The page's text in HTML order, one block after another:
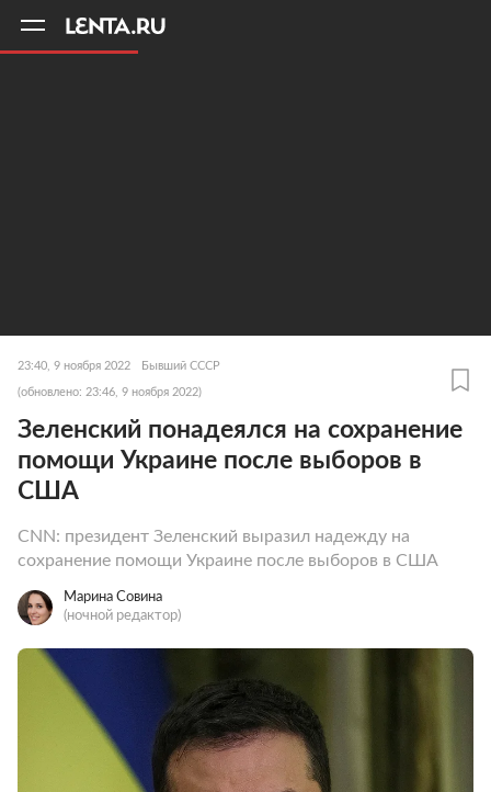
23:40, 9 ноября 2022 Бывший СССР
(обновлено: 23:46, 9 ноября 2022)
Зеленский понадеялся на сохранение
помощи Украине после выборов в
США
CNN: президент Зеленский выразил надежду на
сохранение помощи Украине после выборов в США
Марина Совина
(ночной редактор)